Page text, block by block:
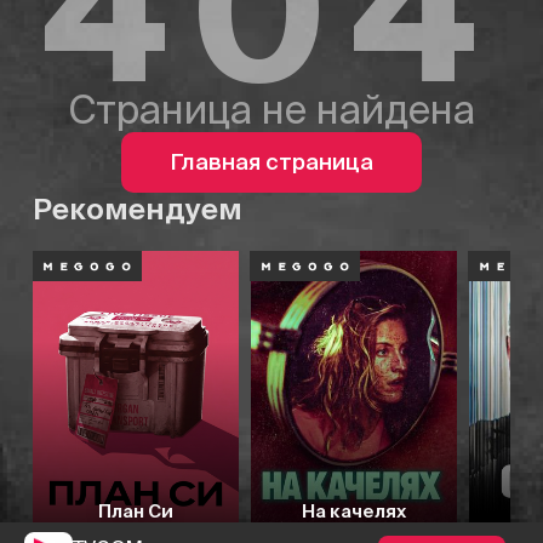
Страница не найдена
Главная страница
Рекомендуем
План Си На качелях